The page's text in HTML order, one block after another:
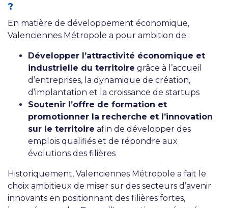
?
En matière de développement économique,
Valenciennes Métropole a pour ambition de :
Développer l’attractivité économique et
industrielle du territoire grâce à l’accueil
d’entreprises, la dynamique de création,
d’implantation et la croissance de startups
Soutenir l’offre de formation et
promotionner la recherche et l’innovation
sur le territoire afin de développer des
emplois qualifiés et de répondre aux
évolutions des filières
Historiquement, Valenciennes Métropole a fait le
choix ambitieux de miser sur des secteurs d’avenir
innovants en positionnant des filières fortes,